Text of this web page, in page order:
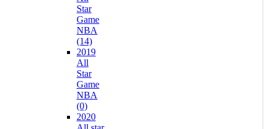
Star
Game
NBA
(14)
2019
All
Star
Game
NBA
(0)
2020